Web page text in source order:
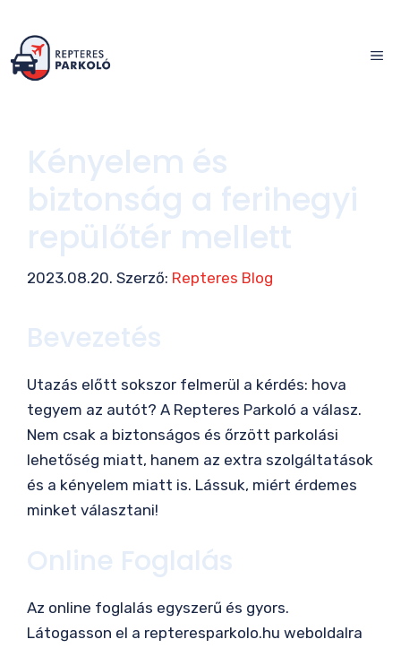
tartalomba
Kényelem és
biztonság a ferihegyi
repülőtér mellett
2023.08.20. Szerző: Repteres Blog
Bevezetés
Utazás előtt sokszor felmerül a kérdés: hova
tegyem az autót? A Repteres Parkoló a válasz.
Nem csak a biztonságos és őrzött parkolási
lehetőség miatt, hanem az extra szolgáltatások
és a kényelem miatt is. Lássuk, miért érdemes
minket választani!
Online Foglalás
Az online foglalás egyszerű és gyors.
Látogasson el a repteresparkolo.hu weboldalra